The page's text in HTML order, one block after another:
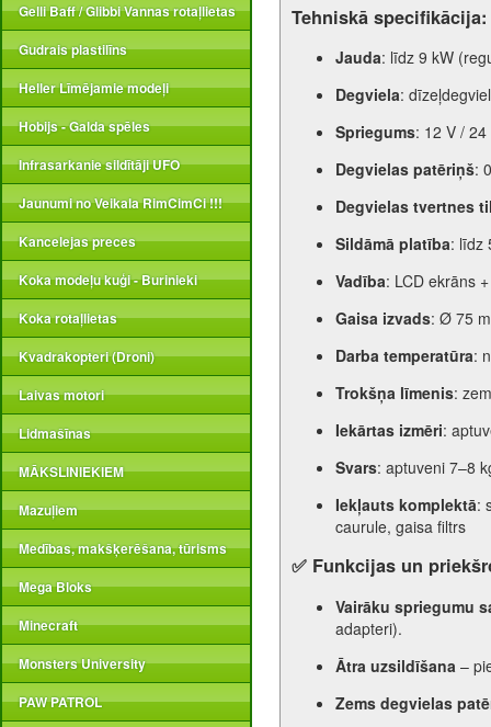
Gelli Baff / Glibbi Vannas rotaļlietas
Gudrais plastilīns
Heller Līmējamie modeļi
Hobijs - Galda spēles
Infrasarkanie sildītāji UFO
Jaunumi no Veikala RimCimCi !!!
Kancelejas preces
Koka modeļu kuģi - Burinieki
Koka rotaļlietas
Kvadrakopteri (Droni)
Laivas motori
Lidmašīnas
MĀKSLINIEKIEM
Mazuļiem
Medības, makšķerēšana, tūrisms
Mega Bloks
Minecraft
Monsters University
PAW PATROL
Tehniskā specifikācija:
Jauda: līdz 9 kW
Degviela:
Spriegums: 12 V /
Degvielas patēriņš:
Degvielas tvertnes
Sildāmā platība: līdz
Vadība: LCD ekrāns
Gaisa izvads: Ø 75
Darba temperatūra:
Trokšņa līmenis:
Iekārtas izmēri:
Svars: aptuveni 7–8
Iekļauts komplektā:
caurule, gaisa filtrs
✅ Funkcijas un
Vairāku spriegumu
adapteri).
Ātra uzsildīšana –
Zems degvielas